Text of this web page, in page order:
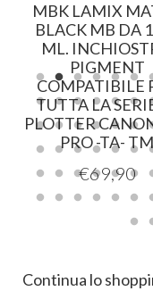
MBK LAMIX
BLACK MB DA
ML.
PIGMENT
COMPATIBILE
TUTTA LA
PLOTTER
PRO -TA- TM
€69,90
Continua lo